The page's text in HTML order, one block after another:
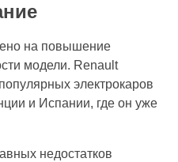
на повышение
модели. Renault
электрокаров
и Испании, где он уже
недостатков